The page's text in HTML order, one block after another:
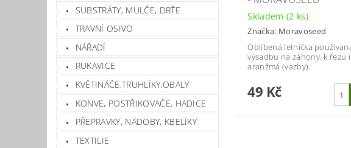
SUBSTRÁTY, MULČE, DRŤE
TRAVNÍ OSIVO
NÁŘADÍ
RUKAVICE
KVĚTINÁČE,TRUHLÍKY,OBALY
KONVE, POSTŘIKOVAČE, HADICE
PŘEPRAVKY, NÁDOBY, KBELÍKY
TEXTILIE
Skladem (2 ks)
Značka: Moravoseed
Oblíbená letnička
výsadbu na záhony, k řezu
aranžmá (vazby).
49 Kč